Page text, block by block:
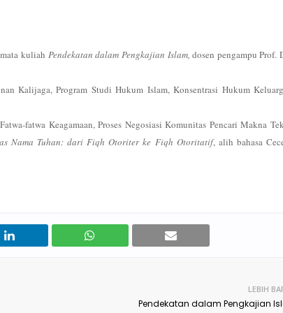
kuliah Pendekatan dalam Pengkajian Islam,dosen pengampu Prof.
Kalijaga, Program Studi Hukum Islam, Konsentrasi Hukum
fatwa Keagamaan, Proses Negosiasi Komunitas Pencari Makna
Nama Tuhan: dari Fiqh Otoriter ke Fiqh Otoritatif, alih bahasa
LEBIH
Pendekatan dalam Pengkajian